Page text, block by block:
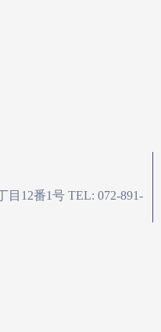
目12番1号 TEL: 072-891-